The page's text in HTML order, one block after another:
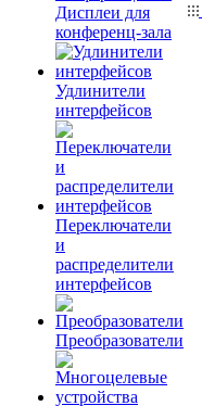
Дисплеи для
конференц-зала
Удлинители
интерфейсов
Переключатели
и
распределители
интерфейсов
Преобразователи